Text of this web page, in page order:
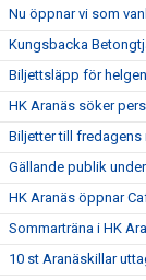
Nu öppnar vi som
Kungsbacka
Biljettsläpp för
HK Aranäs söker
Biljetter till fredagens
Gällande publik
HK Aranäs öppnar
Sommarträna i HK
10 st Aranäskillar